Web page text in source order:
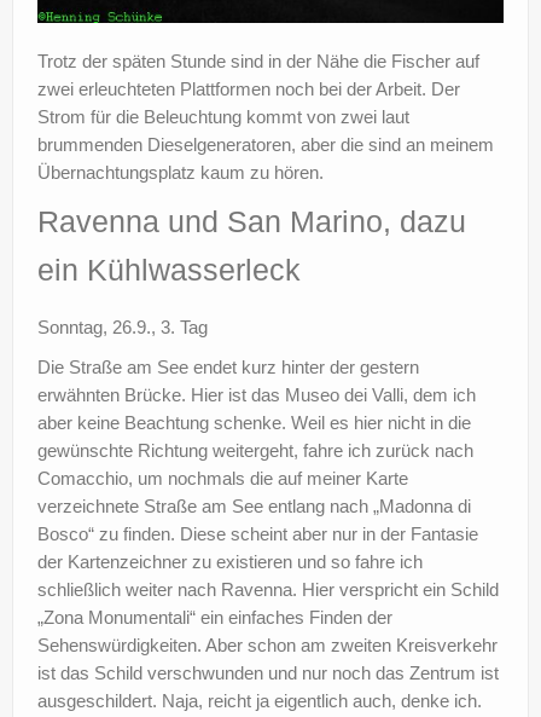
Trotz der späten Stunde sind in der Nähe die Fischer auf
zwei erleuchteten Plattformen noch bei der Arbeit. Der
Strom für die Beleuchtung kommt von zwei laut
brummenden Dieselgeneratoren, aber die sind an meinem
Übernachtungsplatz kaum zu hören.
Ravenna und San Marino, dazu
ein Kühlwasserleck
Sonntag, 26.9., 3. Tag
Die Straße am See endet kurz hinter der gestern
erwähnten Brücke. Hier ist das Museo dei Valli, dem ich
aber keine Beachtung schenke. Weil es hier nicht in die
gewünschte Richtung weitergeht, fahre ich zurück nach
Comacchio, um nochmals die auf meiner Karte
verzeichnete Straße am See entlang nach „Madonna di
Bosco“ zu finden. Diese scheint aber nur in der Fantasie
der Kartenzeichner zu existieren und so fahre ich
schließlich weiter nach Ravenna. Hier verspricht ein Schild
„Zona Monumentali“ ein einfaches Finden der
Sehenswürdigkeiten. Aber schon am zweiten Kreisverkehr
ist das Schild verschwunden und nur noch das Zentrum ist
ausgeschildert. Naja, reicht ja eigentlich auch, denke ich.